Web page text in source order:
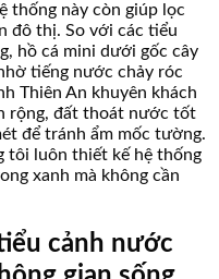
thống này còn giúp lọc
đô thị. So với các tiểu
hồ cá mini dưới gốc cây
tiếng nước chảy róc
Thiên An khuyên khách
rộng, đất thoát nước tốt
để tránh ẩm mốc tường.
tôi luôn thiết kế hệ thống
xanh mà không cần
cảnh nước